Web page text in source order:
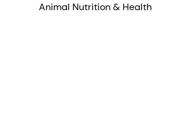
Animal Nutrition & Health